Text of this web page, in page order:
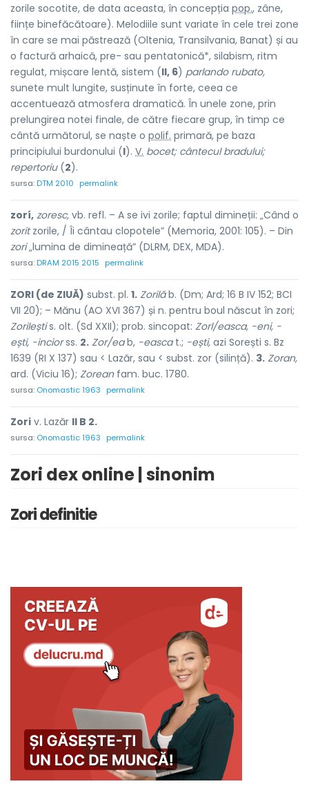
zorile socotite, de data aceasta, în concepția pop., zâne,
ființe binefăcătoare). Melodiile sunt variate în cele trei zone
în care se mai păstrează (Oltenia, Transilvania, Banat) și au
o factură arhaică, pre- sau pentatonică*, silabism, ritm
regulat, mișcare lentă, sistem (II, 6) parlando rubato,
sunete mult lungite, susținute în forte, ceea ce
accentuează atmosfera dramatică. În unele zone, prin
prelungirea notei finale, de către fiecare grup, în timp ce
cântă următorul, se naște o polif. primară, pe baza
principiului burdonului (I). V. bocet; cântecul bradului;
repertoriu(2).
sursa:DTM 2010 permalink
zorí, zoresc, vb. refl. – A se ivi zorile; faptul dimineții: „Când o
zoritzorile, / Îi cântau clopotele” (Memoria, 2001: 105). – Din
zori„lumina de dimineață” (DLRM, DEX, MDA).
sursa:DRAM 2015 2015 permalink
ZORI (de ZIUĂ) subst. pl. 1. Zorilăb. (Dm; Ard; 16 B IV 152; BCI
VII 20); – Mănu (AO XVI 367) și n. pentru boul născut în zori;
Zorileștis. olt. (Sd XXII); prob. sincopat: Zorl/easca, -eni, -
ești, -inciorss. 2. Zor/eab, -eascat.; -ești, azi Sorești s. Bz
1639 (RI X 137) sau < Lazăr, sau < subst. zor (silință). 3. Zoran,
ard. (Viciu 16); Zoreanfam. buc. 1780.
sursa: Onomastic 1963 permalink
Zori v. Lazăr II B 2.
sursa: Onomastic 1963 permalink
Zori dex online | sinonim
Zori definitie